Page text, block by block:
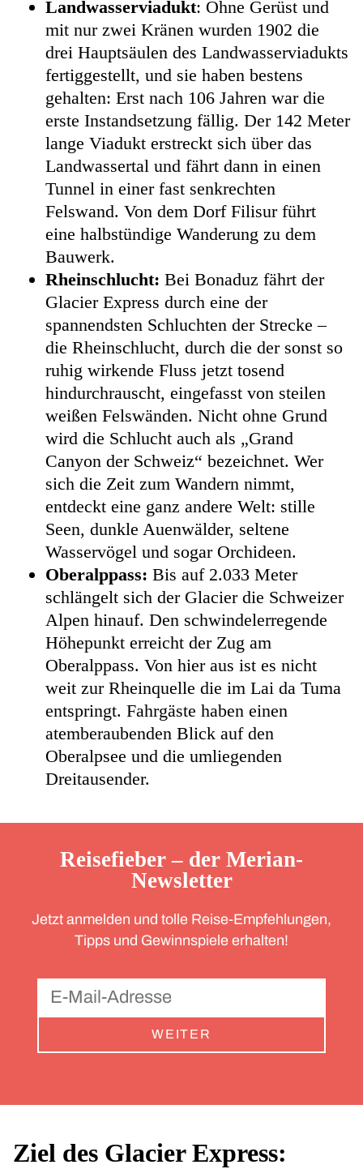
Landwasserviadukt: Ohne Gerüst und
mit nur zwei Kränen wurden 1902 die
drei Hauptsäulen des Landwasserviadukts
fertiggestellt, und sie haben bestens
gehalten: Erst nach 106 Jahren war die
erste Instandsetzung fällig. Der 142 Meter
lange Viadukt erstreckt sich über das
Landwassertal und fährt dann in einen
Tunnel in einer fast senkrechten
Felswand. Von dem Dorf Filisur führt
eine halbstündige Wanderung zu dem
Bauwerk.
Rheinschlucht: Bei Bonaduz fährt der
Glacier Express durch eine der
spannendsten Schluchten der Strecke –
die Rheinschlucht, durch die der sonst so
ruhig wirkende Fluss jetzt tosend
hindurchrauscht, eingefasst von steilen
weißen Felswänden. Nicht ohne Grund
wird die Schlucht auch als „Grand
Canyon der Schweiz“ bezeichnet. Wer
sich die Zeit zum Wandern nimmt,
entdeckt eine ganz andere Welt: stille
Seen, dunkle Auenwälder, seltene
Wasservögel und sogar Orchideen.
Oberalppass: Bis auf 2.033 Meter
schlängelt sich der Glacier die Schweizer
Alpen hinauf. Den schwindelerregende
Höhepunkt erreicht der Zug am
Oberalppass. Von hier aus ist es nicht
weit zur Rheinquelle die im Lai da Tuma
entspringt. Fahrgäste haben einen
atemberaubenden Blick auf den
Oberalpsee und die umliegenden
Dreitausender.
Reisefieber – der Merian-
Newsletter
Jetzt anmelden und tolle Reise-Empfehlungen,
Tipps und Gewinnspiele erhalten!
WEITER
Ziel des Glacier Express: